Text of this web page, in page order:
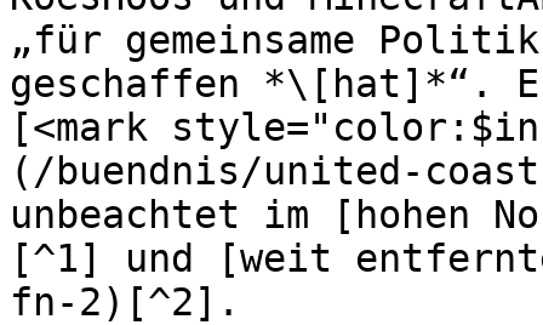
„für gemeinsame
geschaffen *\[hat]*“.
[<mark
(/buendnis/united-
unbeachtet im [hohen
[^1] und [weit
fn-2)[^2].